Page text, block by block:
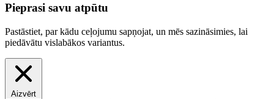
Pieprasi savu atpūtu
Pastāstiet, par kādu ceļojumu sapņojat, un mēs sazināsimies, lai
piedāvātu vislabākos variantus.
Aizvērt